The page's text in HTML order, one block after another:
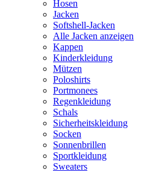
Hosen
Jacken
Softshell-Jacken
Alle Jacken anzeigen
Kappen
Kinderkleidung
Mützen
Poloshirts
Portmonees
Regenkleidung
Schals
Sicherheitskleidung
Socken
Sonnenbrillen
Sportkleidung
Sweaters